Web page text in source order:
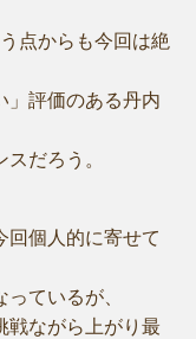
点からも今回は絶
」評価のある丹内
だろう。
回個人的に寄せて
ているが、
戦ながら上がり最